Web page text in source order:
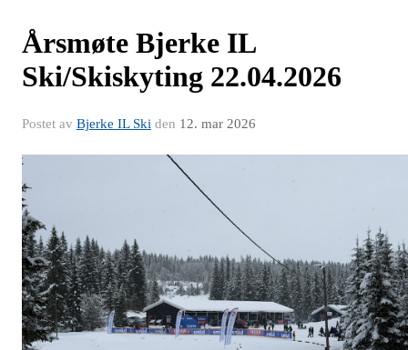
Årsmøte Bjerke IL
Ski/Skiskyting 22.04.2026
Postet av Bjerke IL Ski den 12. mar 2026